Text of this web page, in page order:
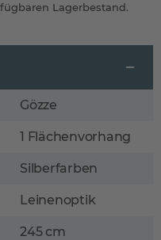
Lagerbestand.
Gözze
1 Flächenvorhang
Silberfarben
Leinenoptik
245 cm